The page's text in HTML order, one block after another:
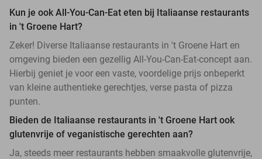
Kun je ook All-You-Can-Eat eten bij Italiaanse restaurants
in 't Groene Hart?
Zeker! Diverse Italiaanse restaurants in 't Groene Hart en
omgeving bieden een gezellig All-You-Can-Eat-concept aan.
Hierbij geniet je voor een vaste, voordelige prijs onbeperkt
van kleine authentieke gerechtjes, verse pasta of pizza
punten.
Bieden de Italiaanse restaurants in 't Groene Hart ook
glutenvrije of veganistische gerechten aan?
Ja, steeds meer restaurants hebben smaakvolle glutenvrije,